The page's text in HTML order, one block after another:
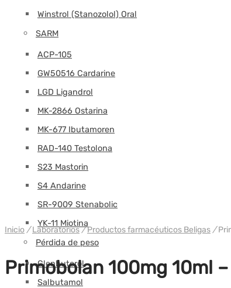
Winstrol (Stanozolol) Oral
SARM
ACP-105
GW50516 Cardarine
LGD Ligandrol
MK-2866 Ostarina
MK-677 Ibutamoren
RAD-140 Testolona
S23 Mastorin
S4 Andarine
SR-9009 Stenabolic
YK-11 Miotina
Pérdida de peso
Clenbuterol
Salbutamol
Inicio / Laboratorios/Productos farmacéuticos Beligas /
Primobolan 100mg 10ml